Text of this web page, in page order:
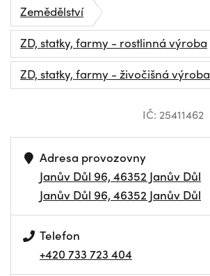
Zemědělství
ZD, statky, farmy - rostlinná výroba
ZD, statky, farmy - živočišná výroba
IČ: 25411462
Adresa provozovny
Janův Důl 96, 46352 Janův Důl
Janův Důl 96, 46352 Janův Důl
Telefon
+420 733 723 404